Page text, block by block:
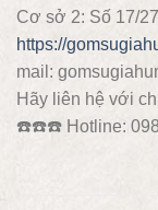
Cơ sở 2: Số 17/
https://
mail:
Hãy liên hệ với
☎️☎️☎️ Hotline: